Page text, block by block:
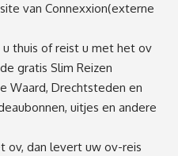
van Connexxion(externe
thuis of reist u met het ov
gratis Slim Reizen
Waard, Drechtsteden en
uitjes en andere
ov, dan levert uw ov-reis